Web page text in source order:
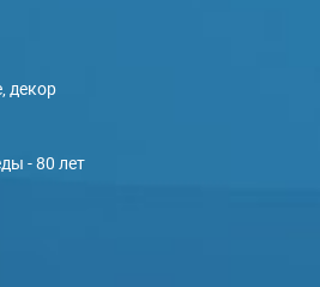
декор
- 80 лет